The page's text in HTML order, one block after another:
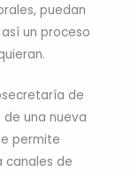
puedan
un proceso
de
una nueva
permite
canales de